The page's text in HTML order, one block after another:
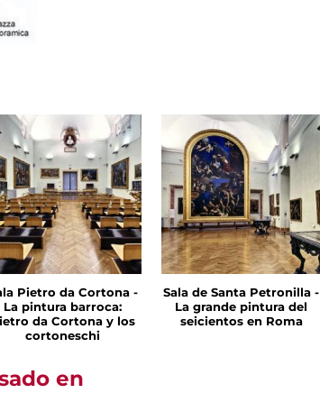
Pietro da Cortona -
La pintura barroca:
da Cortona y los
cortoneschi
Sala de Santa Petronilla -
La grande pintura del
seicientos en Roma
en